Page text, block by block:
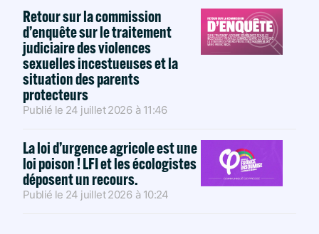
Retour sur la commission
d’enquête sur le traitement
judiciaire des violences
sexuelles incestueuses et la
situation des parents
protecteurs
Publié le 24 juillet 2026 à 11:46
La loi d’urgence agricole est une
loi poison ! LFI et les écologistes
déposent un recours.
Publié le 24 juillet 2026 à 10:24